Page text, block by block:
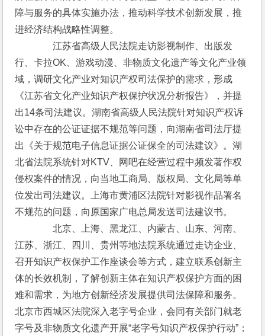
障与服务的具体实施办法，推动科学技术创新发展，推
进经济结构战略性调整。
江苏省高级人民法院走访影视制作、出版发
行、卡拉OK、游戏动漫、非物质文化遗产等文化产业领
域，调研文化产业对知识产权司法保护的需求，形成
《江苏省文化产业知识产权保护状况分析报告》，并提
出14条司法建议。湖南省高级人民法院针对知识产权诉
讼中存在的公证证据不规范等问题，向湖南省司法厅提
出《关于规范电子信息证据公证保全的司法建议》。湖
北省法院系统针对KTV、网吧在经营过程中频发著作权
侵权案件的情况，向当地工商局、版权局、文化局等单
位发出司法建议。上海市黄浦区法院针对影视作品署名
不规范的问题，向原国家广电总局发送司法建议书。
北京、上海、黑龙江、内蒙古、山东、河南、
江苏、浙江、四川、贵州等地法院系统通过走访企业、
召开知识产权保护工作座谈会等方式，建立联系创新主
体的长效机制，了解创新主体在知识产权保护方面的困
难和需求，为地方创新经济发展提供司法保障和服务。
北京市西城区法院深入老字号企业，会同有关部门就老
字号及非物质文化遗产开展“老字号知识产权保护行动”；